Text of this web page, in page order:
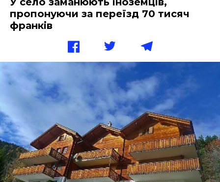
пропонуючи за переїзд 70 тисяч
франків